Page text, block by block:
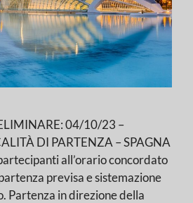
04/10/23 –
DI PARTENZA – SPAGNA
all’orario concordato
previsa e sistemazione
Partenza in direzione della